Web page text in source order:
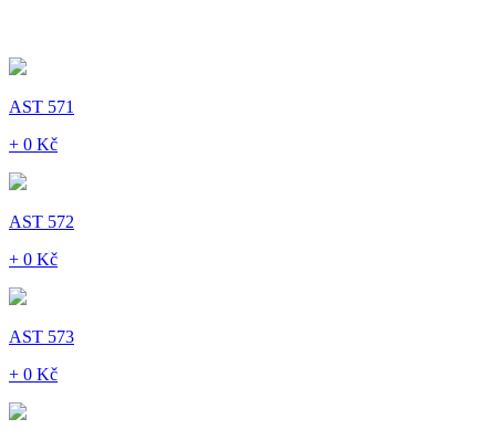
AST 571
+ 0 Kč
AST 572
+ 0 Kč
AST 573
+ 0 Kč